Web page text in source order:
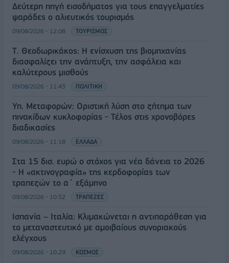
Δεύτερη πηγή εισοδήματος για τους επαγγελματίες
ψαράδες ο αλιευτικός τουρισμός
09/08/2026 - 12:08 ΤΟΥΡΙΣΜΟΣ
Τ. Θεοδωρικάκος: Η ενίσχυση της βιομηχανίας
διασφαλίζει την ανάπτυξη, την ασφάλεια και
καλύτερους μισθούς
09/08/2026 - 11:43 ΠΟΛΙΤΙΚΗ
Υπ. Μεταφορών: Οριστική λύση στο ζήτημα των
πινακίδων κυκλοφορίας - Τέλος στις χρονοβόρες
διαδικασίες
09/08/2026 - 11:18 ΕΛΛΑΔΑ
Στα 15 δισ. ευρώ ο στόχος για νέα δάνεια το 2026
- Η «ακτινογραφία» της κερδοφορίας των
τραπεζών το α΄ εξάμηνο
09/08/2026 - 10:52 ΤΡΑΠΕΖΕΣ
Ισπανία – Ιταλία: Κλιμακώνεται η αντιπαράθεση για
το μεταναστευτικό με αμοιβαίους συνοριακούς
ελέγχους
09/08/2026 - 10:29 ΚΟΣΜΟΣ